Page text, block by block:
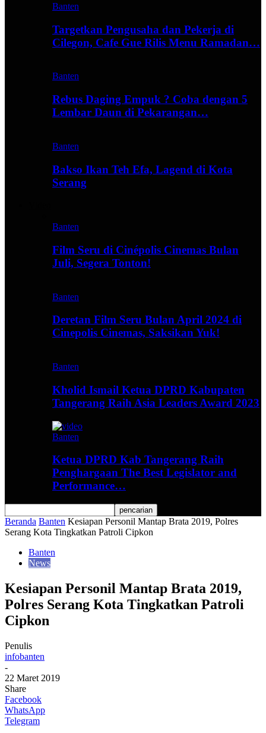
Banten
Targetkan Pengusaha dan Pekerja di
Cilegon, Cafe Gue Rilis Menu Ramadan…
Banten
Rebus Daging Empuk ? Coba dengan 5
Lembar Daun di Pekarangan…
Banten
Bakso Ikan Teh Efa, Lagend di Kota
Serang
Banten
Film Seru di Cinépolis Cinemas Bulan
Juli, Segera Tonton!
Banten
Deretan Film Seru Bulan April 2024 di
Cinepolis Cinemas, Saksikan Yuk!
Banten
Kholid Ismail Ketua DPRD Kabupaten
Tangerang Raih Asia Leaders Award 2023
Banten
Ketua DPRD Kab Tangerang Raih
Penghargaan The Best Legislator and
Performance…
Beranda Banten Kesiapan Personil Mantap Brata 2019, Polres
Serang Kota Tingkatkan Patroli Cipkon
Banten
News
Kesiapan Personil Mantap Brata 2019,
Polres Serang Kota Tingkatkan Patroli
Cipkon
Penulis
infobanten
-
22 Maret 2019
Share
Facebook
WhatsApp
Telegram